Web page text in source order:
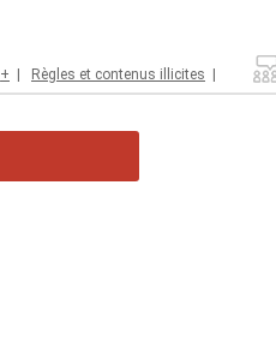
+ | Règles et contenus illicites |